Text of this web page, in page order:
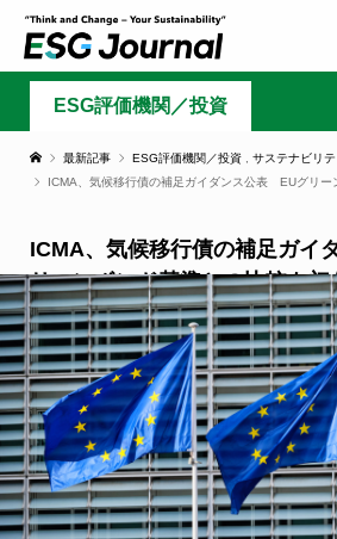
ESG評価機関／投資
最新記事 ESG評価機関／投資 サステナビリ
ICMA、気候移行債の補足ガイダンス公表 EUグリー
ICMA、気候移行債の補足ガ
リーンボンド基準との比較も初